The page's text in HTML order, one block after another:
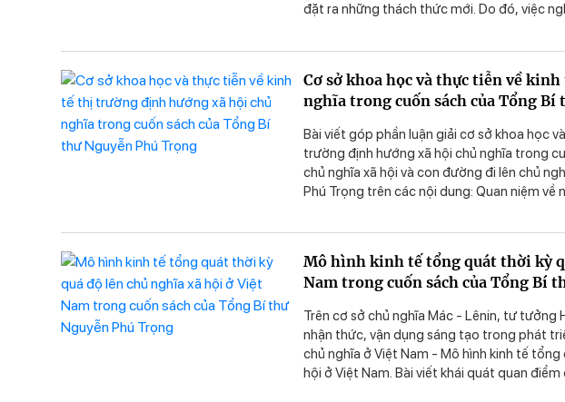
đặt ra những thách thức mới. Do đó, việc
vô cùng quan trọng, cấp thiết để tạo động
Cơ sở khoa học và thực tiễn về
nghĩa trong cuốn sách của Tổng Bí
Bài viết góp phần luận giải cơ sở khoa học
trường định hướng xã hội chủ nghĩa trong
chủ nghĩa xã hội và con đường đi lên chủ
Phú Trọng trên các nội dung: Quan niệm
trường định hướng xã hội chủ nghĩa; chủ
vấn đề xã hội trong nền kinh tế thị trường
quan điểm của Tổng Bí thư Nguyễn Phú
nghĩa của Việt Nam là những khẳng định có
cho phát triển đất nước trong thời kỳ mới.
Mô hình kinh tế tổng quát thời kỳ
Nam trong cuốn sách của Tổng Bí
Trên cơ sở chủ nghĩa Mác - Lênin, tư
nhận thức, vận dụng sáng tạo trong phát
chủ nghĩa ở Việt Nam - Mô hình kinh tế
hội ở Việt Nam. Bài viết khái quát quan